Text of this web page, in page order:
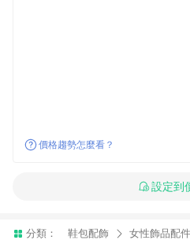
價格趨勢怎麼看？
設定到
分類： 鞋包配飾 女性飾品配件